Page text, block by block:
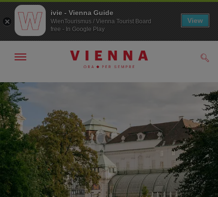
Alla
navigazione
Al
contenuto
Mostra/nascondi
ivie - Vienna Guide
WienTourismus / Vienna Tourist Board
free - In Google Play
View